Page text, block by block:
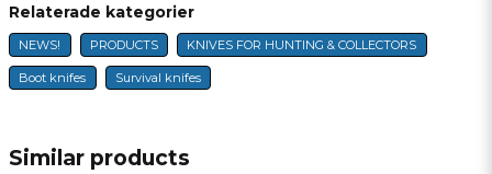
name
Name
email
E-mail
Similar products
Relaterade kategorier
NEWS! PRODUCTS KNIVES FOR HUNTING & COLLECTORS
Boot knifes Survival knifes